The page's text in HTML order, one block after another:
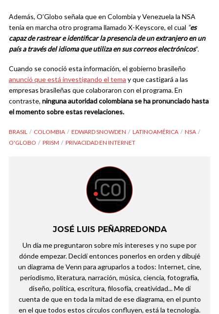
Además, O’Globo señala que en Colombia y Venezuela la NSA
tenía en marcha otro programa llamado X-Keyscore, el cual “es
capaz de rastrear e identificar la presencia de un extranjero en un
país a través del idioma que utiliza en sus correos electrónicos“.
Cuando se conoció esta información, el gobierno brasileño
anunció que está investigando el tema y que castigará a las
empresas brasileñas que colaboraron con el programa. En
contraste, ninguna autoridad colombiana se ha pronunciado hasta
el momento sobre estas revelaciones.
BRASIL COLOMBIA EDWARD SNOWDEN LATINOAMÉRICA
NSA
O'GLOBO
PRISM PRIVACIDAD EN INTERNET
JOSÉ LUIS PEÑARREDONDA
Un día me preguntaron sobre mis intereses y no supe por
dónde empezar. Decidí entonces ponerlos en orden y dibujé
un diagrama de Venn para agruparlos a todos: Internet, cine,
periodismo, literatura, narración, música, ciencia, fotografía,
diseño, política, escritura, filosofía, creatividad... Me di
cuenta de que en toda la mitad de ese diagrama, en el punto
en el que todos estos círculos confluyen, está la tecnología.